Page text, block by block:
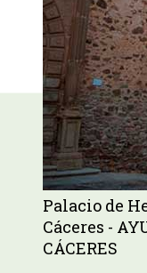
Palacio de
Cáceres -
CÁCERES